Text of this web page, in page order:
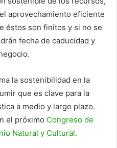
aprovechamiento eficiente
éstos son finitos y si no se
fecha de caducidad y
la sostenibilidad en la
que es clave para la
a medio y largo plazo.
el próximo Congreso de
Natural y Cultural.